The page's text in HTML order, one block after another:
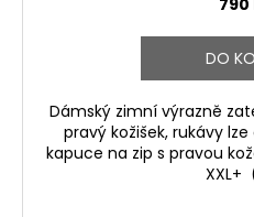
790
DO
Dámský zimní výrazně
pravý kožišek, rukávy
kapuce na zip s pravou
XXL+